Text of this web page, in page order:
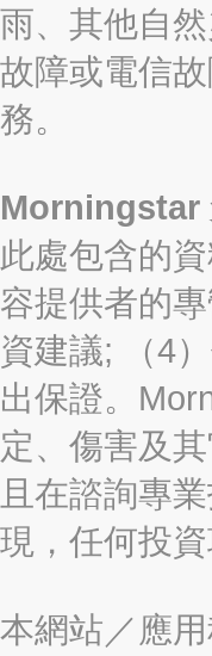
雨、其他自
故障或電信
務。
Morningstar
此處包含的
容提供者的
資建議; （4
出保證。
定、傷害及
且在諮詢專
現，任何投
本網站／應